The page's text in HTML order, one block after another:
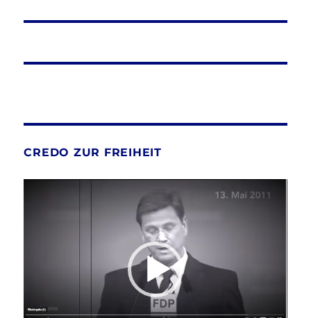
CREDO ZUR FREIHEIT